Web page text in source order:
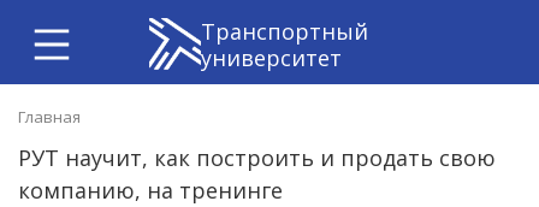
Транспортный
университет
Главная
РУТ научит, как построить и продать свою
компанию, на тренинге